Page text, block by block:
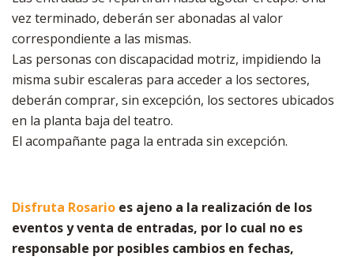
vez terminado, deberán ser abonadas al valor
correspondiente a las mismas.
Las personas con discapacidad motriz, impidiendo la
misma subir escaleras para acceder a los sectores,
deberán comprar, sin excepción, los sectores ubicados
en la planta baja del teatro.
El acompañante paga la entrada sin excepción.
Disfruta Rosario es ajeno a la realización de los
eventos y venta de entradas, por lo cual no es
responsable por posibles cambios en fechas,